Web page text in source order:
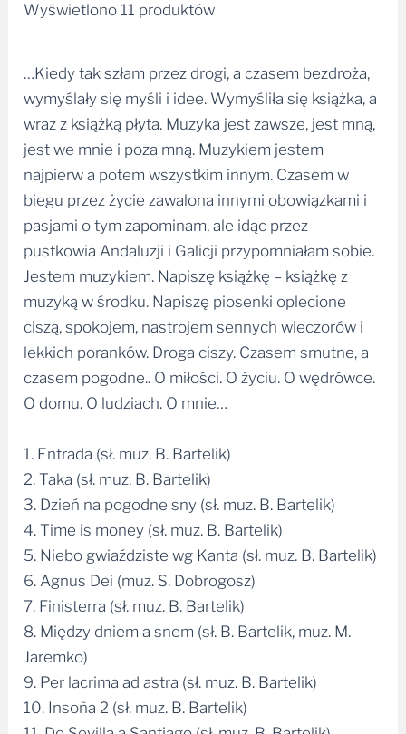
Wyświetlono 11 produktów
…Kiedy tak szłam przez drogi, a czasem bezdroża,
wymyślały się myśli i idee. Wymyśliła się książka, a
wraz z książką płyta. Muzyka jest zawsze, jest mną,
jest we mnie i poza mną. Muzykiem jestem
najpierw a potem wszystkim innym. Czasem w
biegu przez życie zawalona innymi obowiązkami i
pasjami o tym zapominam, ale idąc przez
pustkowia Andaluzji i Galicji przypomniałam sobie.
Jestem muzykiem. Napiszę książkę – książkę z
muzyką w środku. Napiszę piosenki oplecione
ciszą, spokojem, nastrojem sennych wieczorów i
lekkich poranków. Droga ciszy. Czasem smutne, a
czasem pogodne.. O miłości. O życiu. O wędrówce.
O domu. O ludziach. O mnie…
1. Entrada (sł. muz. B. Bartelik)
2. Taka (sł. muz. B. Bartelik)
3. Dzień na pogodne sny (sł. muz. B. Bartelik)
4. Time is money (sł. muz. B. Bartelik)
5. Niebo gwiaździste wg Kanta (sł. muz. B. Bartelik)
6. Agnus Dei (muz. S. Dobrogosz)
7. Finisterra (sł. muz. B. Bartelik)
8. Między dniem a snem (sł. B. Bartelik, muz. M.
Jaremko)
9. Per lacrima ad astra (sł. muz. B. Bartelik)
10. Insoña 2 (sł. muz. B. Bartelik)